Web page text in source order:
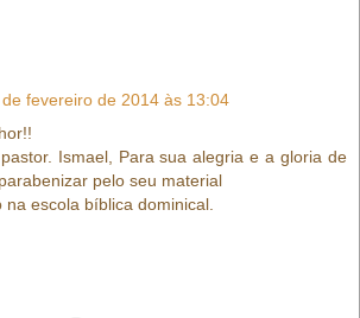
de fevereiro de 2014 às 13:04
Ismael, Para sua alegria e a gloria de
pelo seu material
na escola bíblica dominical.